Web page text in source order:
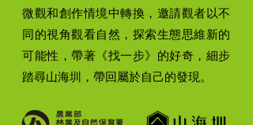
微觀和創作情境中轉換，邀請觀者以不
同的視角觀看自然，探索生態思維新的
可能性，帶著《找一步》的好奇，細步
踏尋山海圳，帶回屬於自己的發現。